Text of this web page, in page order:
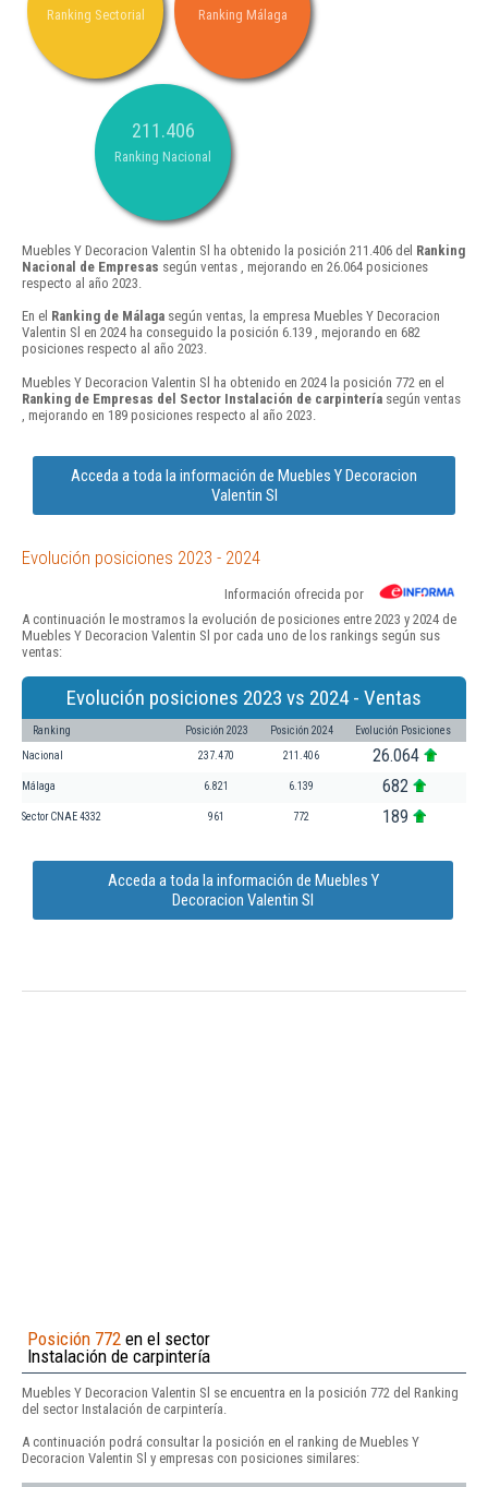
Ranking Sectorial Ranking Málaga
211.406
Ranking Nacional
Muebles Y Decoracion Valentin Sl ha obtenido la posición 211.406 del Ranking
Nacional de Empresas según ventas , mejorando en 26.064 posiciones
respecto al año 2023.
En el Ranking de Málaga según ventas, la empresa Muebles Y Decoracion
Valentin Sl en 2024 ha conseguido la posición 6.139 , mejorando en 682
posiciones respecto al año 2023.
Muebles Y Decoracion Valentin Sl ha obtenido en 2024 la posición 772 en el
Ranking de Empresas del Sector Instalación de carpintería según ventas
, mejorando en 189 posiciones respecto al año 2023.
Acceda a toda la información de Muebles Y Decoracion
Valentin Sl
Evolución posiciones 2023 - 2024
Información ofrecida por
A continuación le mostramos la evolución de posiciones entre 2023 y 2024 de
Muebles Y Decoracion Valentin Sl por cada uno de los rankings según sus
ventas:
Evolución posiciones 2023 vs 2024 - Ventas
Ranking Posición 2023 Posición 2024 Evolución Posiciones
Nacional 237.470 211.406 26.064
Málaga 6.821 6.139 682
Sector CNAE 4332 961 772 189
Acceda a toda la información de Muebles Y
Decoracion Valentin Sl
Posición 772 en el sector
Instalación de carpintería
Muebles Y Decoracion Valentin Sl se encuentra en la posición 772 del Ranking
del sector Instalación de carpintería.
A continuación podrá consultar la posición en el ranking de Muebles Y
Decoracion Valentin Sl y empresas con posiciones similares: